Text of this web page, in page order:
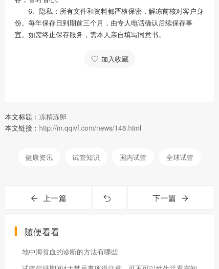
6、隐私：所有文件和资料都严格保密，解冻前核对客户身
份。每年保存日到期前三个月，由专人电话确认后续保存事
宜。如需终止保存服务，需本人亲自填写同意书。
加入收藏
本文标题： 冻精冻卵
本文链接： http://m.qqivf.com/news/148.html
健康资讯 试管知识 国内试管 全球试管
上一篇 下一篇
随便看看
地中海贫血的诊断的方法有哪些